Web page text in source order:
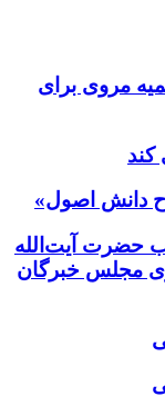
مروی برای
دانش اصول»
حضرت آیت‌الله
مجلس خبرگان